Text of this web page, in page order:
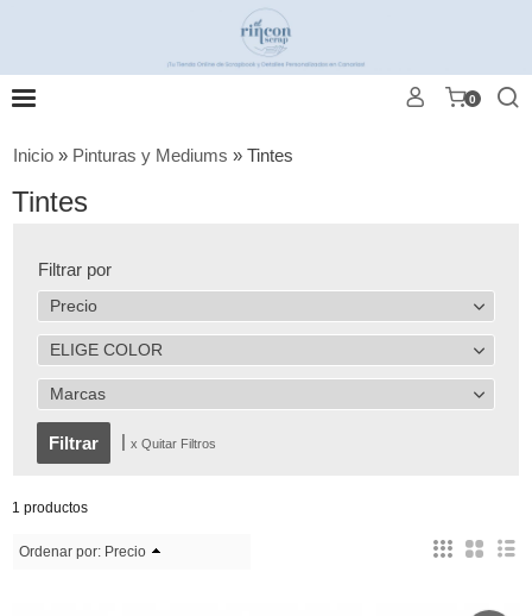
0
Inicio » Pinturas y Mediums » Tintes
Tintes
Filtrar por
Precio
ELIGE COLOR
Marcas
x Quitar Filtros
1 productos
Ordenar por: Precio